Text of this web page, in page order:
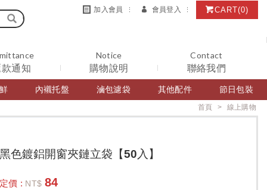
加入會員 會員登入 CART(0)
內襯托盤 滷包濾袋 其他配件 節日包裝
通知
Notice
購物說明
Contact
聯絡我們
首頁 線上購物
黑色鍍鋁開窗夾鏈立袋【50入】
定價 : NT$ 84